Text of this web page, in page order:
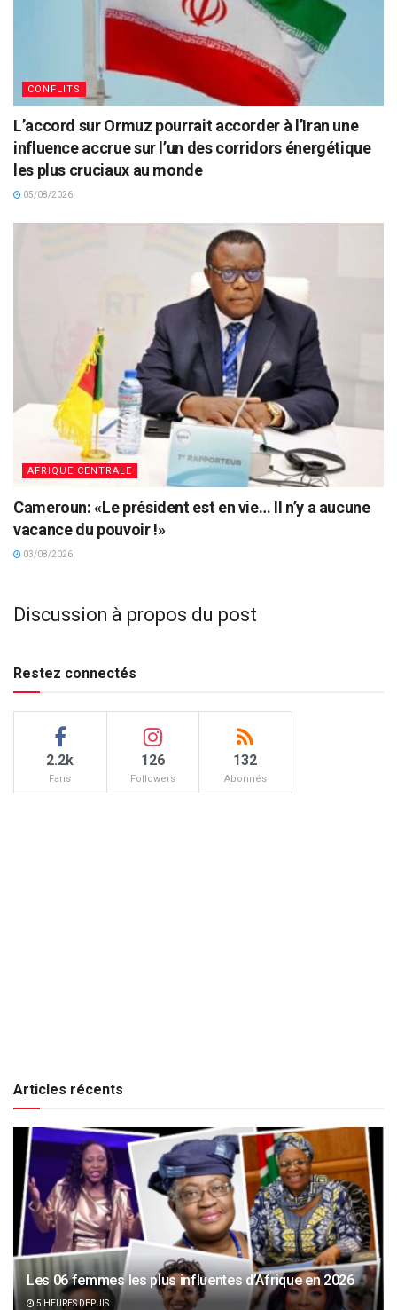
CONFLITS
L’accord sur Ormuz pourrait accorder à l’Iran une
influence accrue sur l’un des corridors énergétique
les plus cruciaux au monde
05/08/2026
AFRIQUE CENTRALE
Cameroun: «Le président est en vie… Il n’y a aucune
vacance du pouvoir !»
03/08/2026
Discussion à propos du post
Restez connectés
2.2k
Fans
126
Followers
132
Abonnés
Articles récents
Les 06 femmes les plus influentes d’Afrique en 2026
5 HEURES DEPUIS